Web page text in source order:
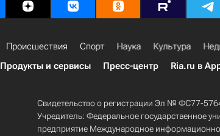
Происшествия Спорт Наука Культура
Продукты и сервисы Пресс-центр Ria.ru в
Свидетельство о регистрации Эл № ФС77-
Учредитель: Федеральное государственное
предприятие Международное